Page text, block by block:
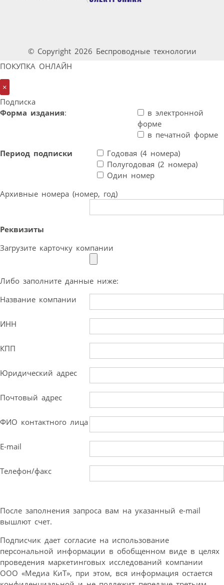
© Copyright 2026 Беспроводные технологии
ПОКУПКА ОНЛАЙН
×
Подписка
Форма издания:
в электронной
форме
в печатной форме
Период подписки
Годовая (4 номера)
Полугодовая (2 номера)
Один номер
Архивные номера (номер, год)
Реквизиты
Загрузите карточку компании
Либо заполните данные ниже:
Название компании
ИНН
КПП
Юридический адрес
Почтовый адрес
ФИО контактного лица
E-mail
Телефон/факс
После заполнения запроса вам на указанный e-mail
вышлют счет.
Подписчик дает согласие на использование
персональной информации в обобщенном виде в целях
проведения маркетинговых исследований компании
ООО «Медиа КиТ», при этом, вся информация остается